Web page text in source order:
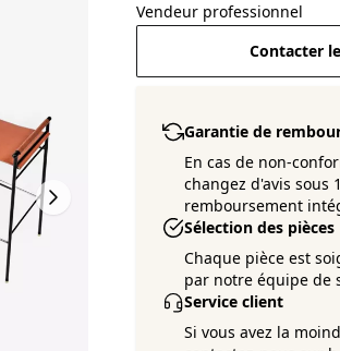
Vendeur professionnel
Contacter
Garantie de
En cas de non-
changez d'avis sous
remboursement
Sélection des pièces
Chaque pièce est
par notre équipe de
Service client
Si vous avez la